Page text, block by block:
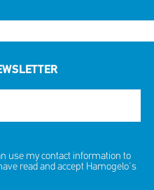
use my contact information to
read and accept Hamogelo's